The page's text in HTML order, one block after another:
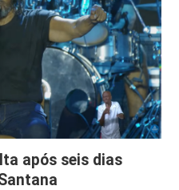
após seis dias